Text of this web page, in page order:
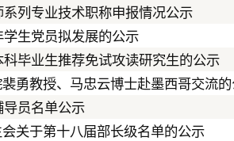
列专业技术职称申报情况公示
学生党员拟发展的公示
科毕业生推荐免试攻读研究生的公示
勇教授、马忠云博士赴墨西哥交流
导员名单公示
关于第十八届部长级名单的公示